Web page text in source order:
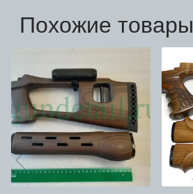
Похожие товары